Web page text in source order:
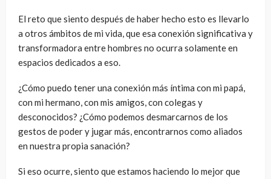
El reto que siento después de haber hecho esto es llevarlo
a otros ámbitos de mi vida, que esa conexión significativa y
transformadora entre hombres no ocurra solamente en
espacios dedicados a eso.
¿Cómo puedo tener una conexión más íntima con mi papá,
con mi hermano, con mis amigos, con colegas y
desconocidos? ¿Cómo podemos desmarcarnos de los
gestos de poder y jugar más, encontrarnos como aliados
en nuestra propia sanación?
Si eso ocurre, siento que estamos haciendo lo mejor que